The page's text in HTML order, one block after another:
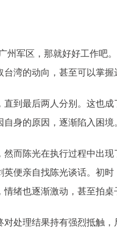
军区，那就好好工作吧
湾的动向，甚至可以掌握
到最后两人分别。这也
身的原因，逐渐陷入困境。
而陈光在执行过程中出
便亲自找陈光谈话。初
绪也逐渐激动，甚至拍桌
处理结果持有强烈抵触，